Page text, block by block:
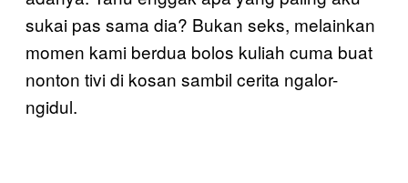
sukai pas sama dia? Bukan seks, melainkan
momen kami berdua bolos kuliah cuma buat
nonton tivi di kosan sambil cerita ngalor-
ngidul.